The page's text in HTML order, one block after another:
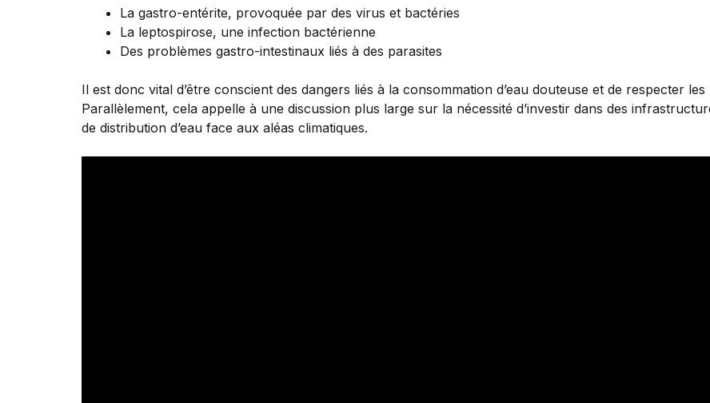
La gastro-entérite, provoquée par des virus et bactéries
La leptospirose, une infection bactérienne
Des problèmes gastro-intestinaux liés à des parasites
Il est donc vital d’être conscient des dangers liés à la consommation d’eau douteuse et de respecter
Parallèlement, cela appelle à une discussion plus large sur la nécessité d’investir dans des
de distribution d’eau face aux aléas climatiques.